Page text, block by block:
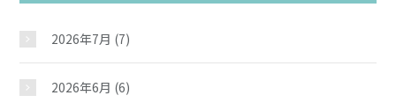
2026年7月 (7)
2026年6月 (6)